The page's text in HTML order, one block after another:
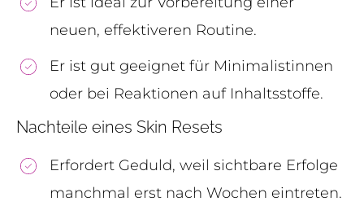
neuen, effektiveren Routine.
Er ist gut geeignet für Minimalistinnen
oder bei Reaktionen auf Inhaltsstoffe.
Nachteile eines Skin Resets
Erfordert Geduld, weil sichtbare Erfolge
manchmal erst nach Wochen eintreten.